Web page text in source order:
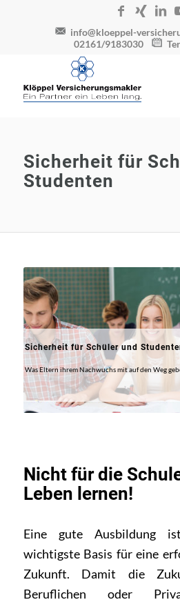
info@kloeppel-
02161/9183030
Sicherheit für
Studenten
Sicherheit für Schüler und
Was Eltern ihrem Nachwuchs mit auf den Weg
Nicht für die
Leben lernen!
Eine gute Ausbildung
wichtigste Basis für eine
Zukunft. Damit die
Beruflichen oder